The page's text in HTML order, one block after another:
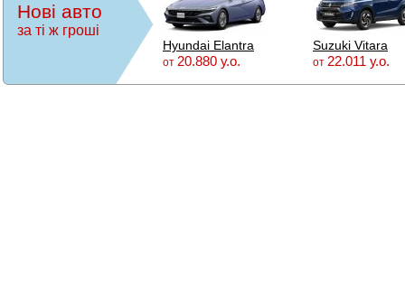
Нові авто
за ті ж гроші
Hyundai Elantra
от 20.880 у.о.
Suzuki Vitara
от 22.011 у.о.